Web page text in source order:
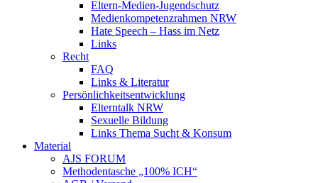
Eltern-Medien-Jugendschutz
Medienkompetenzrahmen NRW
Hate Speech – Hass im Netz
Links
Recht
FAQ
Links & Literatur
Persönlichkeitsentwicklung
Elterntalk NRW
Sexuelle Bildung
Links Thema Sucht & Konsum
Material
AJS FORUM
Methodentasche „100% ICH“